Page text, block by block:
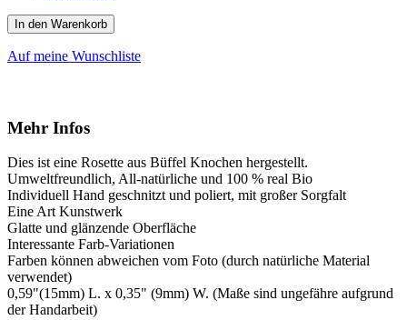
In den Warenkorb
Auf meine Wunschliste
Mehr Infos
Dies ist eine Rosette aus Büffel Knochen hergestellt.
Umweltfreundlich, All-natürliche und 100 % real Bio
Individuell Hand geschnitzt und poliert, mit großer Sorgfalt
Eine Art Kunstwerk
Glatte und glänzende Oberfläche
Interessante Farb-Variationen
Farben können abweichen vom Foto (durch natürliche Material
verwendet)
0,59"(15mm) L. x 0,35" (9mm) W. (Maße sind ungefähre aufgrund
der Handarbeit)